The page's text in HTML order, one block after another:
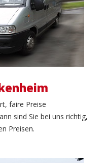
faire Preise
sind Sie bei uns richtig,
Preisen.